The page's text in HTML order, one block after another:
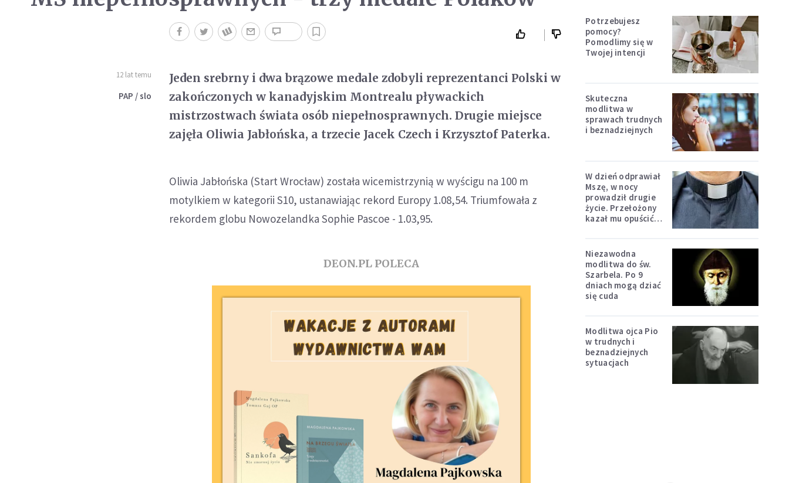
12 lat temu
PAP / slo
Jeden srebrny i dwa brązowe medale zdobyli reprezentanci Polski w
zakończonych w kanadyjskim Montrealu pływackich
mistrzostwach świata osób niepełnosprawnych. Drugie miejsce
zajęła Oliwia Jabłońska, a trzecie Jacek Czech i Krzysztof Paterka.
Oliwia Jabłońska (Start Wrocław) została wicemistrzynią w wyścigu na 100 m
motylkiem w kategorii S10, ustanawiając rekord Europy 1.08,54. Triumfowała z
rekordem globu Nowozelandka Sophie Pascoe - 1.03,95.
DEON.PL POLECA
Potrzebujesz
pomocy?
Pomodlimy się w
Twojej intencji
Skuteczna
modlitwa w
sprawach trudnych
i beznadziejnych
W dzień odprawiał
Mszę, w nocy
prowadził drugie
życie. Przełożony
kazał mu opuścić
Niezawodna
modlitwa do św.
Szarbela. Po 9
dniach mogą dziać
się cuda
Modlitwa ojca Pio
w trudnych i
beznadziejnych
sytuacjach